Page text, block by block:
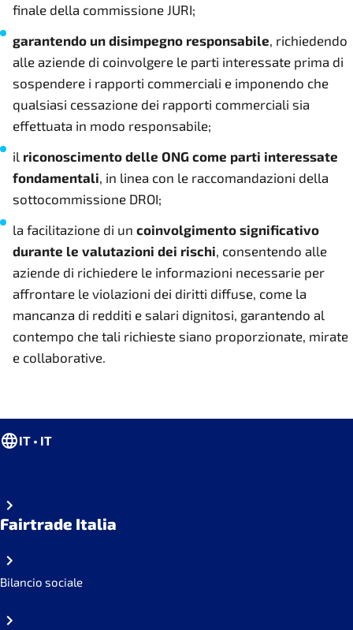
finale della commissione JURI;
garantendo un disimpegno responsabile, richiedendo
alle aziende di coinvolgere le parti interessate prima di
sospendere i rapporti commerciali e imponendo che
qualsiasi cessazione dei rapporti commerciali sia
effettuata in modo responsabile;
il riconoscimento delle ONG come parti interessate
fondamentali, in linea con le raccomandazioni della
sottocommissione DROI;
la facilitazione di un coinvolgimento significativo
durante le valutazioni dei rischi, consentendo alle
aziende di richiedere le informazioni necessarie per
affrontare le violazioni dei diritti diffuse, come la
mancanza di redditi e salari dignitosi, garantendo al
contempo che tali richieste siano proporzionate, mirate
e collaborative.
IT • IT
Fairtrade Italia
Bilancio sociale